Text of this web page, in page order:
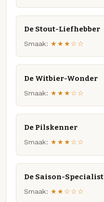
De Stout-Liefhebber
Smaak: ★★★☆☆
De Witbier-Wonder
Smaak: ★★★☆☆
De Pilskenner
Smaak: ★★★☆☆
De Saison-Specialist
Smaak: ★★☆☆☆